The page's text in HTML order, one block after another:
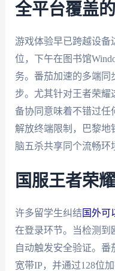
全平台覆盖
游戏体验早已跨越设备
位，下午在图书馆
务。番茄加速的多端同
步。尤其针对王者荣耀
备协同意味着不错过任
解放终端限制，巴黎地
脑五杀共享同个流畅环
国服王者荣
许多留学生纠结 国外可
在登录环节。当检测到
自动触发安全验证。番
宽带IP，并通过128位